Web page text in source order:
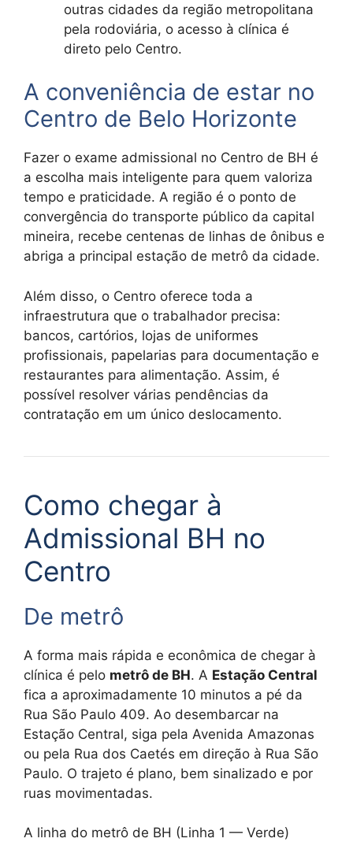
outras cidades da região metropolitana
pela rodoviária, o acesso à clínica é
direto pelo Centro.
A conveniência de estar no
Centro de Belo Horizonte
Fazer o exame admissional no Centro de BH é
a escolha mais inteligente para quem valoriza
tempo e praticidade. A região é o ponto de
convergência do transporte público da capital
mineira, recebe centenas de linhas de ônibus e
abriga a principal estação de metrô da cidade.
Além disso, o Centro oferece toda a
infraestrutura que o trabalhador precisa:
bancos, cartórios, lojas de uniformes
profissionais, papelarias para documentação e
restaurantes para alimentação. Assim, é
possível resolver várias pendências da
contratação em um único deslocamento.
Como chegar à
Admissional BH no
Centro
De metrô
A forma mais rápida e econômica de chegar à
clínica é pelo metrô de BH. A Estação Central
fica a aproximadamente 10 minutos a pé da
Rua São Paulo 409. Ao desembarcar na
Estação Central, siga pela Avenida Amazonas
ou pela Rua dos Caetés em direção à Rua São
Paulo. O trajeto é plano, bem sinalizado e por
ruas movimentadas.
A linha do metrô de BH (Linha 1 — Verde)